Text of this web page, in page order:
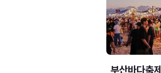
부산바다축제